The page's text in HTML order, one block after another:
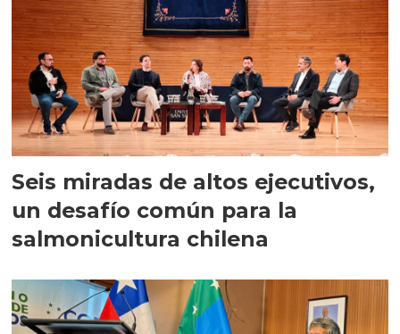
Seis miradas de altos ejecutivos,
un desafío común para la
salmonicultura chilena